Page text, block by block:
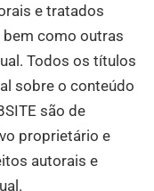
e tratados
como outras
Todos os títulos
sobre o conteúdo
são de
proprietário e
autorais e